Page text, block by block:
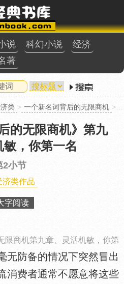
说 科幻小说
经济
著
类 > 一个新名词背后的无限商机 >第九章、灵活机敏，你第一名第2小节
的无限商机》 第九
，你第一名
2小节
济类作品
字阅读
限商机第九章、灵活机敏，你第
无防备的情况下突然冒出
消费者通常不愿意将这些